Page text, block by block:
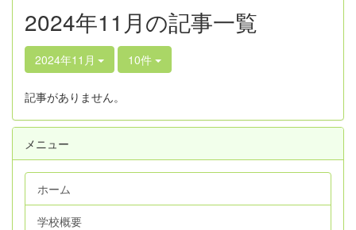
2024年11月の記事一覧
2024年11月 10件
記事がありません。
メニュー
ホーム
学校概要